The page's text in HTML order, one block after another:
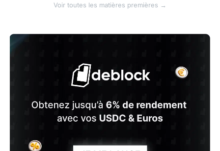
Voir toutes les matières premières →